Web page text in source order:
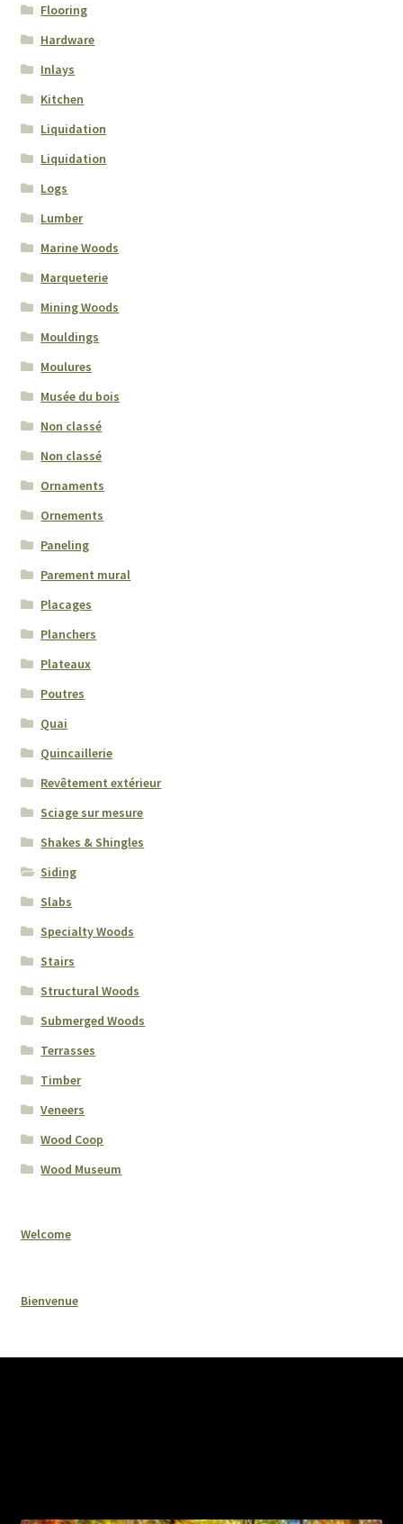
Flooring
Hardware
Inlays
Kitchen
Liquidation
Liquidation
Logs
Lumber
Marine Woods
Marqueterie
Mining Woods
Mouldings
Moulures
Musée du bois
Non classé
Non classé
Ornaments
Ornements
Paneling
Parement mural
Placages
Planchers
Plateaux
Poutres
Quai
Quincaillerie
Revêtement extérieur
Sciage sur mesure
Shakes & Shingles
Siding
Slabs
Specialty Woods
Stairs
Structural Woods
Submerged Woods
Terrasses
Timber
Veneers
Wood Coop
Wood Museum
Welcome
Bienvenue